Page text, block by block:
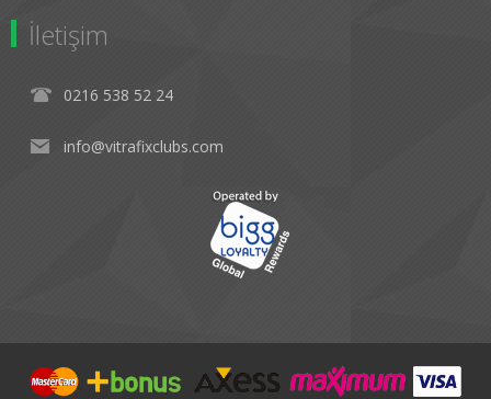
İletişim
0216 538 52 24
info@vitrafixclubs.com